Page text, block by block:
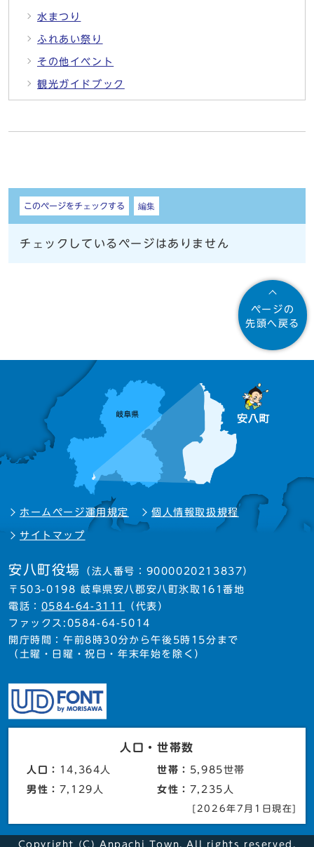
水まつり
ふれあい祭り
その他イベント
観光ガイドブック
しおり
このページをチェックする 編集
チェックしているページはありません
ページの
先頭へ戻る
ホームページ運用規定 個人情報取扱規程
サイトマップ
安八町役場 （法人番号：9000020213837）
〒503-0198 岐阜県安八郡安八町氷取161番地
電話： 0584-64-3111
（代表）
ファックス:0584-64-5014
開庁時間：午前8時30分から午後5時15分まで
（土曜・日曜・祝日・年末年始を除く）
人口・世帯数
人口： 14,364人 世帯： 5,985世帯
男性： 7,129人 女性： 7,235人
[2026年7月1日現在]
Copyright (C) Anpachi Town. All rights reserved.